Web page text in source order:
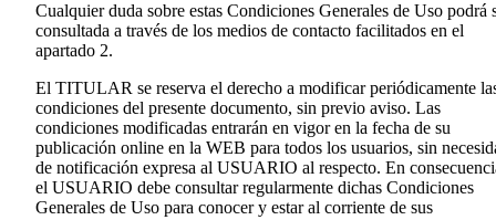
Cualquier duda sobre estas Condiciones Generales de Uso podrá
consultada a través de los medios de contacto facilitados en el
apartado 2.
El TITULAR se reserva el derecho a modificar periódicamente
condiciones del presente documento, sin previo aviso. Las
condiciones modificadas entrarán en vigor en la fecha de su
publicación online en la WEB para todos los usuarios, sin
de notificación expresa al USUARIO al respecto. En
el USUARIO debe consultar regularmente dichas Condiciones
Generales de Uso para conocer y estar al corriente de sus